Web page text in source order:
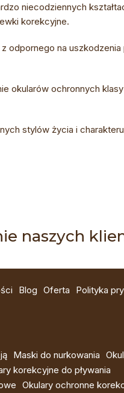
niecodziennych
korekcyjne.
na
okularów ochronnych
stylów życia i
naszych
Blog Oferta Polityka
Maski do nurkowania
korekcyjne do pływania
Okulary ochronne